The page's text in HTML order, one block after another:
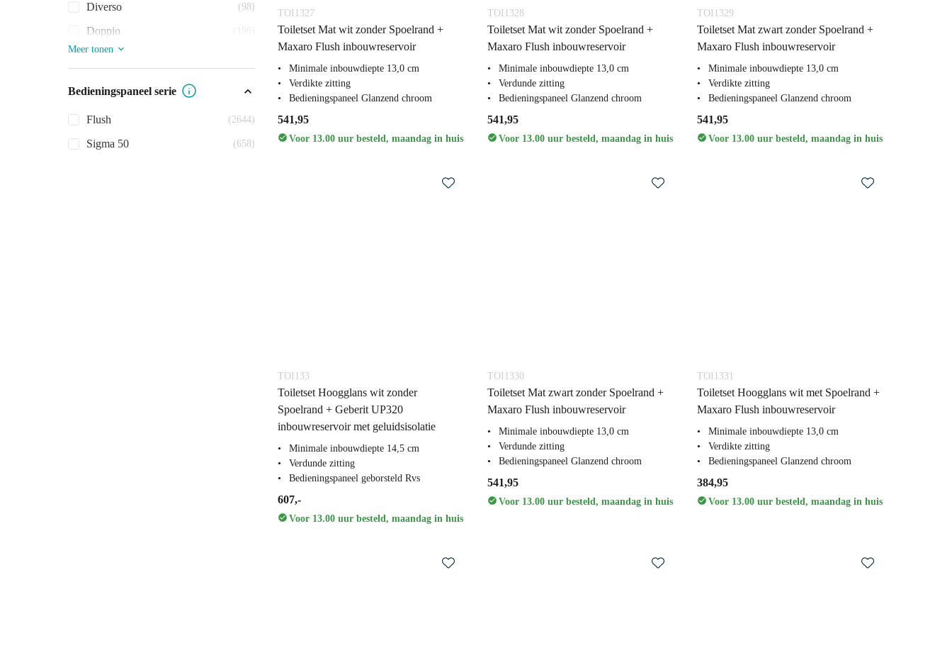
Diverso (98)
Doppio
Meer tonen
Bedieningspaneel serie
Flush (2644)
Sigma 50 (658)
TOI1327
Toiletset Mat wit zonder Spoelrand +
Maxaro Flush inbouwreservoir
Minimale inbouwdiepte 13,0 cm
Verdikte zitting
Bedieningspaneel Glanzend chroom
541,95
Voor 13.00 uur besteld, maandag in huis
TOI1328
Toiletset Mat wit zonder Spoelrand +
Maxaro Flush inbouwreservoir
Minimale inbouwdiepte 13,0 cm
Verdunde zitting
Bedieningspaneel Glanzend chroom
541,95
Voor 13.00 uur besteld, maandag in huis
TOI1329
Toiletset Mat zwart zonder Spoelrand +
Maxaro Flush inbouwreservoir
Minimale inbouwdiepte 13,0 cm
Verdikte zitting
Bedieningspaneel Glanzend chroom
541,95
Voor 13.00 uur besteld, maandag in huis
TOI133
Toiletset Hoogglans wit zonder
Spoelrand + Geberit UP320
inbouwreservoir met geluidsisolatie
Minimale inbouwdiepte 14,5 cm
Verdunde zitting
Bedieningspaneel geborsteld Rvs
607,-
Voor 13.00 uur besteld, maandag in huis
TOI1330
Toiletset Mat zwart zonder Spoelrand +
Maxaro Flush inbouwreservoir
Minimale inbouwdiepte 13,0 cm
Verdunde zitting
Bedieningspaneel Glanzend chroom
541,95
Voor 13.00 uur besteld, maandag in huis
TOI1331
Toiletset Hoogglans wit met Spoelrand +
Maxaro Flush inbouwreservoir
Minimale inbouwdiepte 13,0 cm
Verdikte zitting
Bedieningspaneel Glanzend chroom
384,95
Voor 13.00 uur besteld, maandag in huis